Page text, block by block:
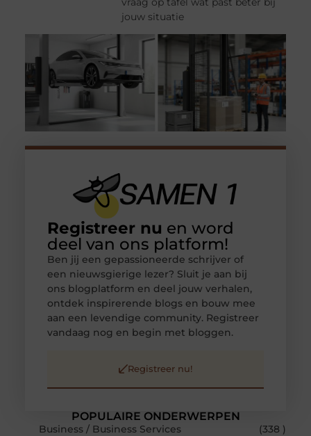
jouw situatie
POPULAIRE ONDERWERPEN
Business / Business Services
(338 )
Registreer nu en word
deel van ons platform!
Ben jij een gepassioneerde schrijver of
een nieuwsgierige lezer? Sluit je aan bij
ons blogplatform en deel jouw verhalen,
ontdek inspirerende blogs en bouw mee
aan een levendige community. Registreer
vandaag nog en begin met bloggen.
Registreer nu!